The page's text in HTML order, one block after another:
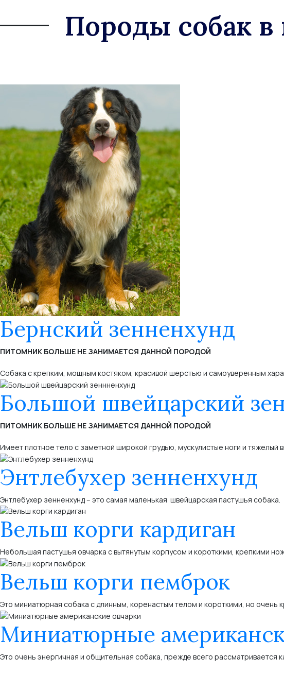
Породы собак
Бернский зенненхунд
ПИТОМНИК БОЛЬШЕ НЕ ЗАНИМАЕТСЯ ДАННОЙ ПОРОДОЙ
Собака с крепким, мощным костяком, красивой шерстью и самоуверенным
Большой швейцарский
ПИТОМНИК БОЛЬШЕ НЕ ЗАНИМАЕТСЯ ДАННОЙ ПОРОДОЙ
Имеет плотное тело с заметной широкой грудью, мускулистые ноги и тяжелый
Энтлебухер зенненхунд
Энтлебухер зенненхунд – это самая маленькая швейцарская пастушья собака.
Вельш корги кардиган
Небольшая пастушья овчарка с вытянутым корпусом и короткими, крепкими
Вельш корги пемброк
Это миниатюрная собака с длинным, коренастым телом и короткими, но очень
Миниатюрные
Это очень энергичная и общительная собака, прежде всего рассматривается